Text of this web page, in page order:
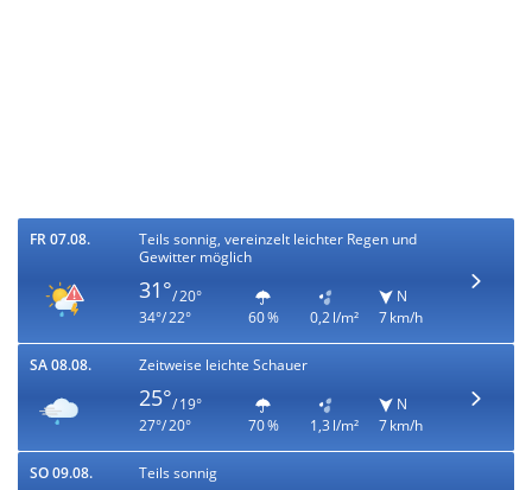
FR 07.08.
Teils sonnig, vereinzelt leichter Regen und
Gewitter möglich
31°/ 20°
34°/ 22°
60 % 0,2 l/m²
N
7 km/h
SA 08.08. Zeitweise leichte Schauer
25°/ 19°
27°/ 20°
70 % 1,3 l/m²
N
7 km/h
SO 09.08. Teils sonnig